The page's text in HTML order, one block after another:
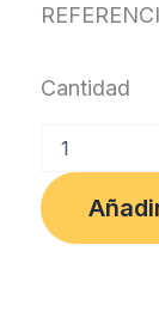
Cantidad
REF
6
PLASTICO
PARA